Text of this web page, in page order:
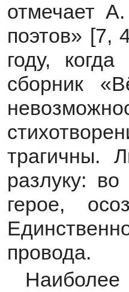
отмечает
поэтов» [7,
году,
сборник
трагичны.
разлуку:
герое,
провода.